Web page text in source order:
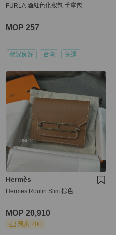
FURLA 酒紅色化妝包 手拿包
MOP 257
狀況良好 台灣 免運
Hermès
Hermes Roulin Slim 棕色
MOP 20,910
現折 200